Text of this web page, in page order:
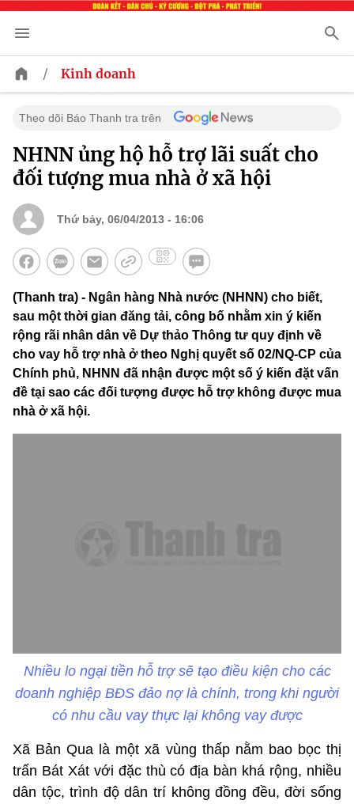
/ Kinh doanh
Theo dõi Báo Thanh tra trên
NHNN ủng hộ hỗ trợ lãi suất cho
đối tượng mua nhà ở xã hội
Thứ bảy, 06/04/2013 - 16:06
(Thanh tra) - Ngân hàng Nhà nước (NHNN) cho biết,
sau một thời gian đăng tải, công bố nhằm xin ý kiến
rộng rãi nhân dân về Dự thảo Thông tư quy định về
cho vay hỗ trợ nhà ở theo Nghị quyết số 02/NQ-CP của
Chính phủ, NHNN đã nhận được một số ý kiến đặt vấn
đề tại sao các đối tượng được hỗ trợ không được mua
nhà ở xã hội.
Nhiều lo ngại tiền hỗ trợ sẽ tạo điều kiện cho các
doanh nghiệp BĐS đảo nợ là chính, trong khi người
có nhu cầu vay thực lại không vay được
Xã Bản Qua là một xã vùng thấp nằm bao bọc thị
trấn Bát Xát với đặc thù có địa bàn khá rộng, nhiều
dân tộc, trình độ dân trí không đồng đều, đời sống